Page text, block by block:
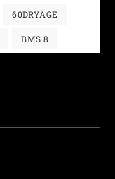
60DRYAGE
BMS 8